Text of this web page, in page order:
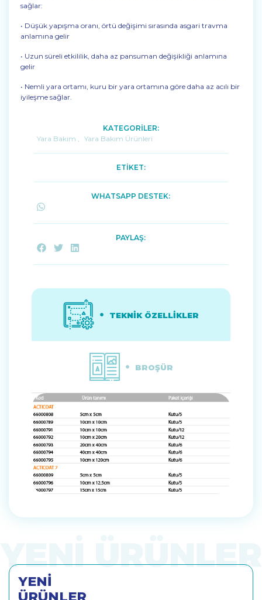
sağlar:
• Düşük yapışma oranı, örtü değişimi sırasında asgari travma
anlamına gelir
• Uzun süreli etkililik, daha az pansuman değişikliği anlamına
gelir
• Nemli yara ortamı, kuru bir yara ortamına göre daha az acılı bir
iyileşme sağlar.
KATEGORİLER:
Yara Bakım
Yara Bakım Ürünleri
ETİKET:
WHATSAPP DESTEK:
PAYLAŞ:
TEKNİK ÖZELLİKLER
BROŞÜR
YENİ
ÜRÜNLER